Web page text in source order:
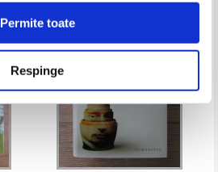
Permite toate
Respinge